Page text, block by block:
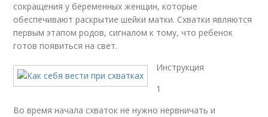
сокращения у беременных женщин, которые
обеспечивают раскрытие шейки матки. Схватки являются
первым этапом родов, сигналом к тому, что ребенок
готов появиться на свет.
Инструкция
1
Во время начала схваток не нужно нервничать и